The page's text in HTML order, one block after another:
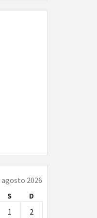
agosto 2026
S
D
1
2